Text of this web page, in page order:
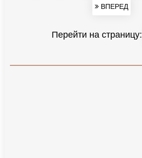
ВПЕРЕД
Перейти на страницу: